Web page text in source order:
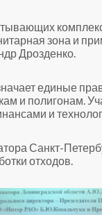
зона и
Дрозденко.
единые
и полигонам.
и
Санкт-
отходов.